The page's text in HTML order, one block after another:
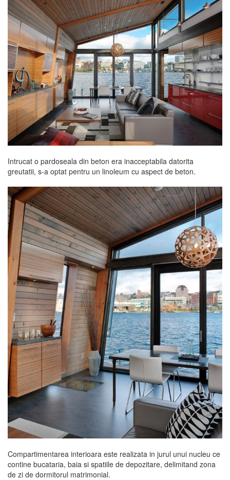
Intrucat o pardoseala din beton era inacceptabila datorita
greutatii, s-a optat pentru un linoleum cu aspect de beton.
Compartimentarea interioara este realizata in jurul unui nucleu ce
contine bucataria, baia si spatiile de depozitare, delimitand zona
de zi de dormitorul matrimonial.